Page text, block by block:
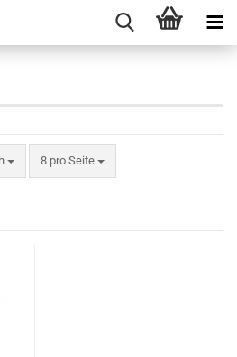
8 pro Seite
pro Seite